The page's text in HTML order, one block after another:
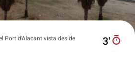
Port d'Alacant vista des de
3′